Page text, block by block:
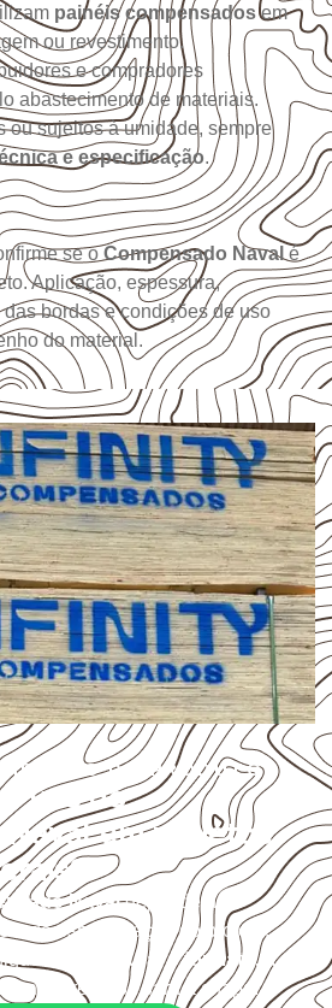
painéis compensadosem
ou revestimento.
e compradores
abastecimento de materiais.
ou sujeitos à umidade, sempre
e especificação.
se oCompensado Navalé
Aplicação, espessura,
bordas e condições de uso
do material.
DO PRODUTO
uso do
em projetos
Navaldepende do
e da especificação do projeto.
a
espessura, o formato, a
previstos para a chapa.